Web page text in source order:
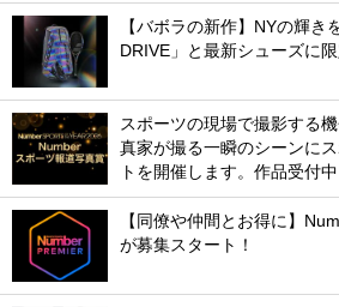
【バボラの新作】NYの輝き
DRIVE」と最新シューズに
スポーツの現場で撮影する
真家が撮る一瞬のシーンに
トを開催します。作品受付中
【同僚や仲間とお得に】
が募集スタート！